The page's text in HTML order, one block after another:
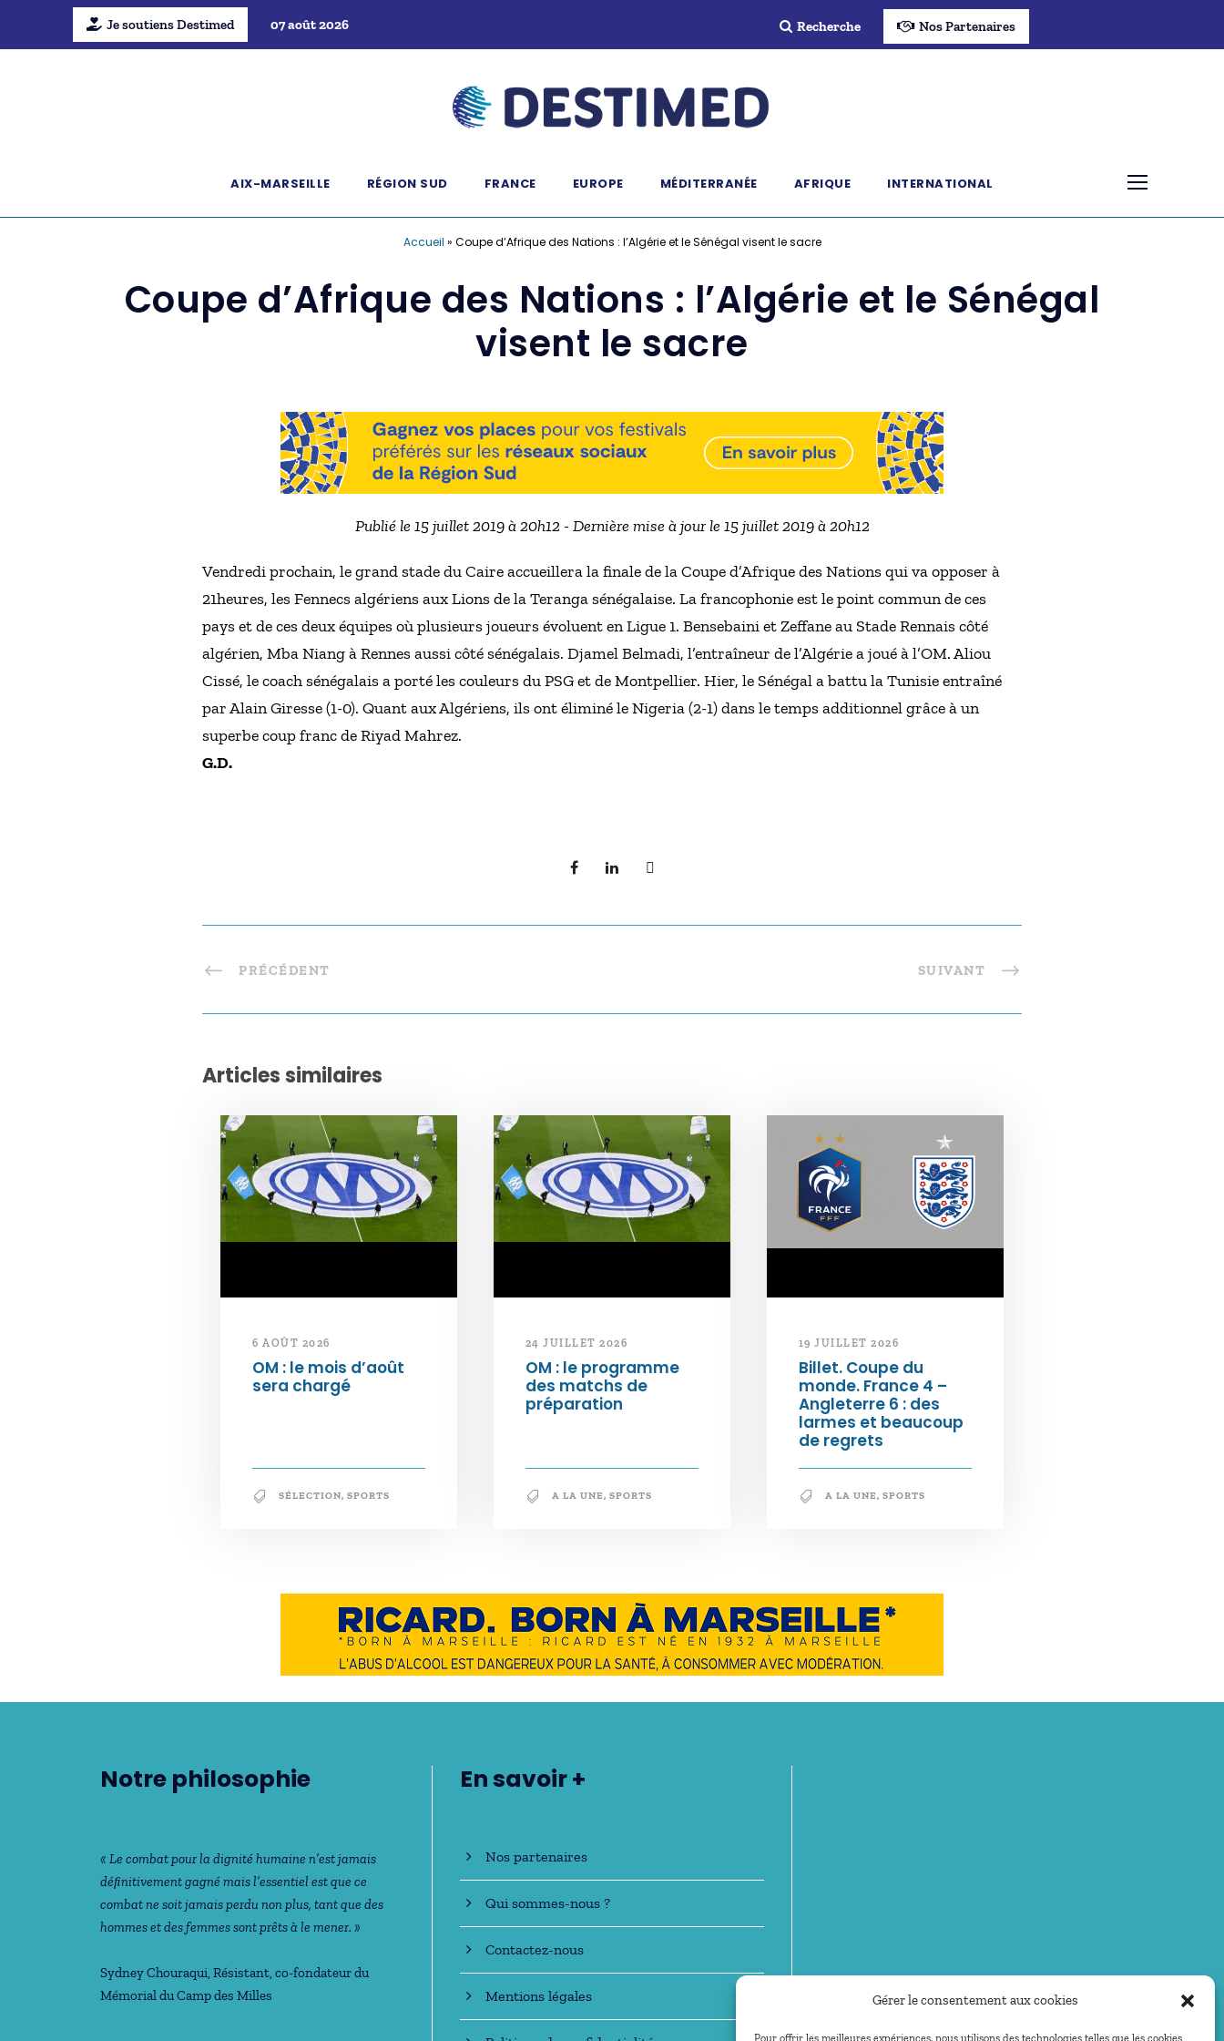
Gérer le consentement aux cookies
Pour offrir les meilleures expériences, nous utilisons des technologies telles que les cookies
Je soutiens Destimed 07 août 2026 Recherche Nos Partenaires
AIX-MARSEILLE RÉGION SUD FRANCE EUROPE MÉDITERRANÉE AFRIQUE INTERNATIONAL
Accueil » Coupe d’Afrique des Nations : l’Algérie et le Sénégal visent le sacre
Coupe d’Afrique des Nations : l’Algérie et le Sénégal
visent le sacre
Publié le 15 juillet 2019 à 20h12 - Dernière mise à jour le 15 juillet 2019 à 20h12
Vendredi prochain, le grand stade du Caire accueillera la finale de la Coupe d’Afrique des Nations qui va opposer à
21heures, les Fennecs algériens aux Lions de la Teranga sénégalaise. La francophonie est le point commun de ces
pays et de ces deux équipes où plusieurs joueurs évoluent en Ligue 1. Bensebaini et Zeffane au Stade Rennais côté
algérien, Mba Niang à Rennes aussi côté sénégalais. Djamel Belmadi, l’entraîneur de l’Algérie a joué à l’OM. Aliou
Cissé, le coach sénégalais a porté les couleurs du PSG et de Montpellier. Hier, le Sénégal a battu la Tunisie entraîné
par Alain Giresse (1-0). Quant aux Algériens, ils ont éliminé le Nigeria (2-1) dans le temps additionnel grâce à un
superbe coup franc de Riyad Mahrez.
G.D.
PRÉCÉDENT SUIVANT
Articles similaires
6 AOÛT 2026
OM : le mois d’août
sera chargé
SÉLECTION, SPORTS
24 JUILLET 2026
OM : le programme
des matchs de
préparation
A LA UNE, SPORTS
19 JUILLET 2026
Billet. Coupe du
monde. France 4 –
Angleterre 6 : des
larmes et beaucoup
de regrets
A LA UNE, SPORTS
Notre philosophie
« Le combat pour la dignité humaine n’est jamais
déﬁnitivement gagné mais l’essentiel est que ce
combat ne soit jamais perdu non plus, tant que des
hommes et des femmes sont prêts à le mener. »
Sydney Chouraqui, Résistant, co-fondateur du
Mémorial du Camp des Milles
En savoir +
Nos partenaires
Qui sommes-nous ?
Contactez-nous
Mentions légales